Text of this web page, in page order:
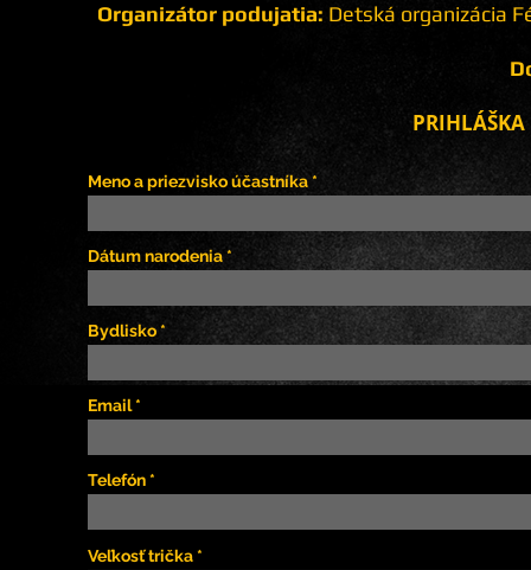
Organizátor podujatia: Detská organizácia
Meno a priezvisko účastníka
Dátum narodenia
Bydlisko
Email
Telefón
Veľkosť trička